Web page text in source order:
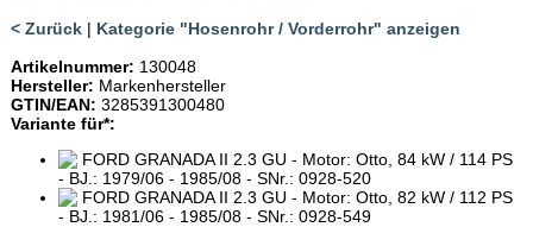
< Zurück| Kategorie "Hosenrohr / Vorderrohr" anzeigen
Artikelnummer: 130048
Hersteller: Markenhersteller
GTIN/EAN: 3285391300480
Variante für*:
FORD GRANADA II 2.3 GU - Motor: Otto, 84 kW / 114 PS
- BJ.: 1979/06 - 1985/08 - SNr.: 0928-520
FORD GRANADA II 2.3 GU - Motor: Otto, 82 kW / 112 PS
- BJ.: 1981/06 - 1985/08 - SNr.: 0928-549